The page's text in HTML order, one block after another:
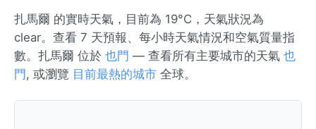
扎馬爾 的實時天氣，目前為 19°C，天氣狀況為
clear。查看 7 天預報、每小時天氣情況和空氣質量指
數。扎馬爾 位於 也門 — 查看所有主要城市的天氣 也
門, 或瀏覽 目前最熱的城市 全球。